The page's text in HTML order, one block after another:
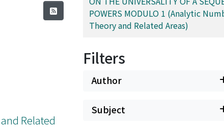
and Related
POWERS MODULO 1 (Analytic
Theory and Related Areas)
Filters
Author
Subject